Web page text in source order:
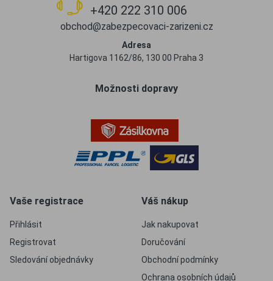
+420 222 310 006
obchod@zabezpecovaci-zarizeni.cz
Adresa
Hartigova 1162/86, 130 00 Praha 3
Možnosti dopravy
Vaše registrace
Přihlásit
Registrovat
Sledování objednávky
Váš nákup
Jak nakupovat
Doručování
Obchodní podmínky
Ochrana osobních údajů